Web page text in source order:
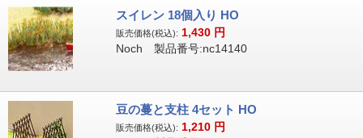
スイレン 18個入り HO
販売価格(税込): 1,430 円
Noch 製品番号:nc14140
豆の蔓と支柱 4セット HO
販売価格(税込): 1,210 円